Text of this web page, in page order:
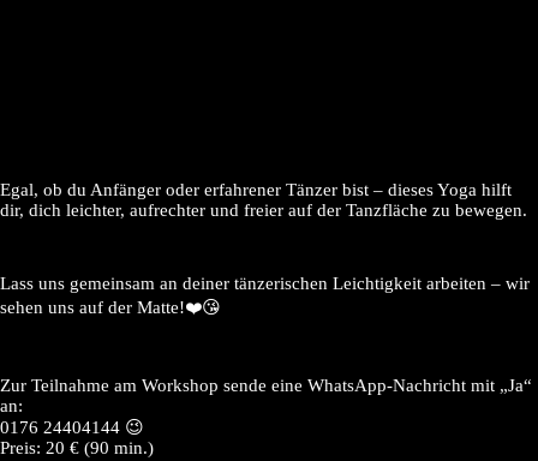
Egal, ob du Anfänger oder erfahrener Tänzer bist – dieses Yoga hilft
dir, dich leichter, aufrechter und freier auf der Tanzfläche zu bewegen.
Lass uns gemeinsam an deiner tänzerischen Leichtigkeit arbeiten – wir
sehen uns auf der Matte!❤️😘
Zur Teilnahme am Workshop sende eine WhatsApp-Nachricht mit „Ja“
an:
0176 24404144 😉
Preis: 20 € (90 min.)